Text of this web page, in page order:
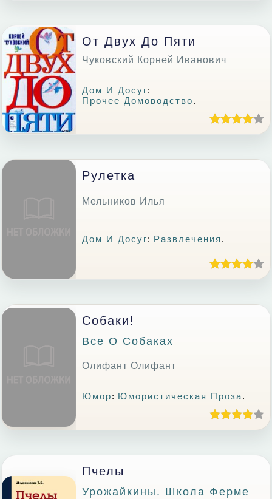
От Двух До Пяти
Чуковский Корней Иванович
Дом И Досуг:
Прочее Домоводство.
Рулетка
Мельников Илья
Дом И Досуг: Развлечения .
Собаки!
Все О Собаках
Олифант Олифант
Юмор: Юмористическая Проза.
Пчелы
Урожайкины. Школа Ферме